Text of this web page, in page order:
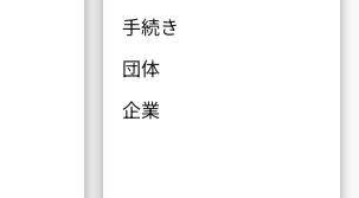
手続き
団体
企業